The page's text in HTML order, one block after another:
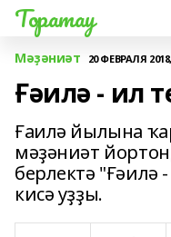
Торатау
Мәҙәниәт 20 ФЕВРАЛЯ
Ғәилә - ил
Ғаилә йылына
мәҙәниәт
берлектә "Ғәилә
кисә уҙҙы.